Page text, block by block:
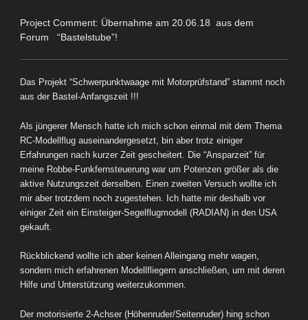
Project Comment: Übernahme am 20.06.18 aus dem
Forum “Bastelstube”!
Das Projekt “Schwerpunktwaage mit Motorprüfstand” stammt noch
aus der Bastel-Anfangszeit !!!
Als jüngerer Mensch hatte ich mich schon einmal mit dem Thema
RC-Modellflug auseinandergesetzt, bin aber trotz einiger
Erfahrungen nach kurzer Zeit gescheitert. Die “Ansparzeit” für
meine Robbe-Funkfernsteuerung war um Potenzen größer als die
aktive Nutzungszeit derselben. Einen zweiten Versuch wollte ich
mir aber trotzdem noch zugestehen. Ich hatte mir deshalb vor
einiger Zeit ein Einsteiger-Segelflugmodell (RADIAN) in den USA
gekauft.
Rückblickend wollte ich aber keinen Alleingang mehr wagen,
sondern mich erfahrenen Modellfliegern anschließen, um mit deren
Hilfe und Unterstützung weiterzukommen.
Der motorisierte 2-Achser (Höhenruder/Seitenruder) hing schon